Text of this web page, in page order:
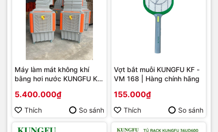
Máy làm mát không khí
bằng hơi nước KUNGFU KF-
5.400.000₫
Thích So sánh
Vợt bắt muỗi KUNGFU KF -
VM 168 | Hàng chính hãng
155.000₫
Thích So sánh